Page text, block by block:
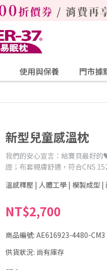
使用與保養 門市據
新型兒童感溫枕
我們的安心宣言：給寶貝最好
證；布套親膚舒適，符合CNS
溫感釋壓 | 人體工學 | 模製成型 |
NT$2,700
商品編號: AE616923-4480-CM3
供貨狀況: 尚有庫存